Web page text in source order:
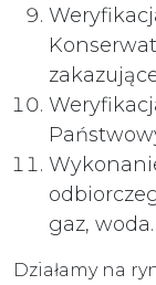
gaz, woda.
Działamy na